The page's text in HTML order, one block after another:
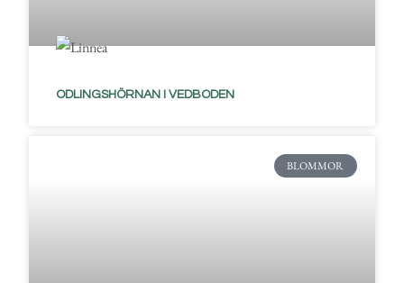
ODLINGSHÖRNAN I VEDBODEN
BLOMMOR